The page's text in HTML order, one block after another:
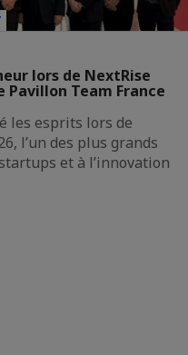
lors de NextRise
Pavillon Team France
les esprits lors de
l’un des plus grands
et à l’innovation